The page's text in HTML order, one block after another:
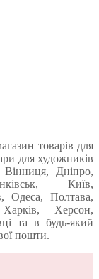
товарів для
для художників
Вінниця, Дніпро,
Київ,
Одеса, Полтава,
Херсон,
та в будь-який
пошти.